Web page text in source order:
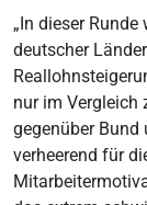
„In dieser
deutscher
nur im Vergleich
gegenüber Bund
verheerend für